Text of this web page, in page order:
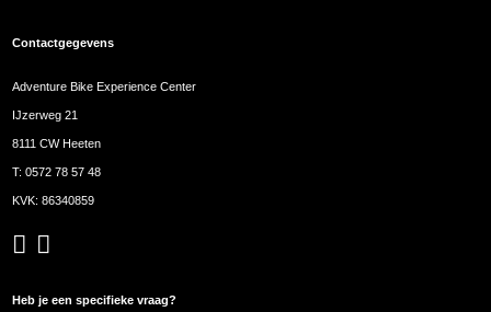
Contactgegevens
Adventure Bike Experience Center
IJzerweg 21
8111 CW Heeten
T:0572 78 57 48
KVK: 86340859
Heb je een specifieke vraag?